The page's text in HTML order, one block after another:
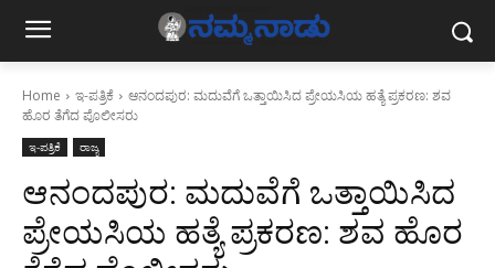
Home ಇ-ಪತ್ರಿಕೆ
ಆನಂದಪುರ: ಮದುವೆಗೆ ಒತ್ತಾಯಿಸಿದ ಪ್ರೇಯಸಿಯ ಹತ್ಯೆ ಪ್ರಕರಣ: ಶವ
ಹೊರ ತೆಗೆದ ಪೊಲೀಸರು
ಇ-ಪತ್ರಿಕೆ ರಾಜ್ಯ
ಆನಂದಪುರ: ಮದುವೆಗೆ ಒತ್ತಾಯಿಸಿದ
ಪ್ರೇಯಸಿಯ ಹತ್ಯೆ ಪ್ರಕರಣ: ಶವ ಹೊರ